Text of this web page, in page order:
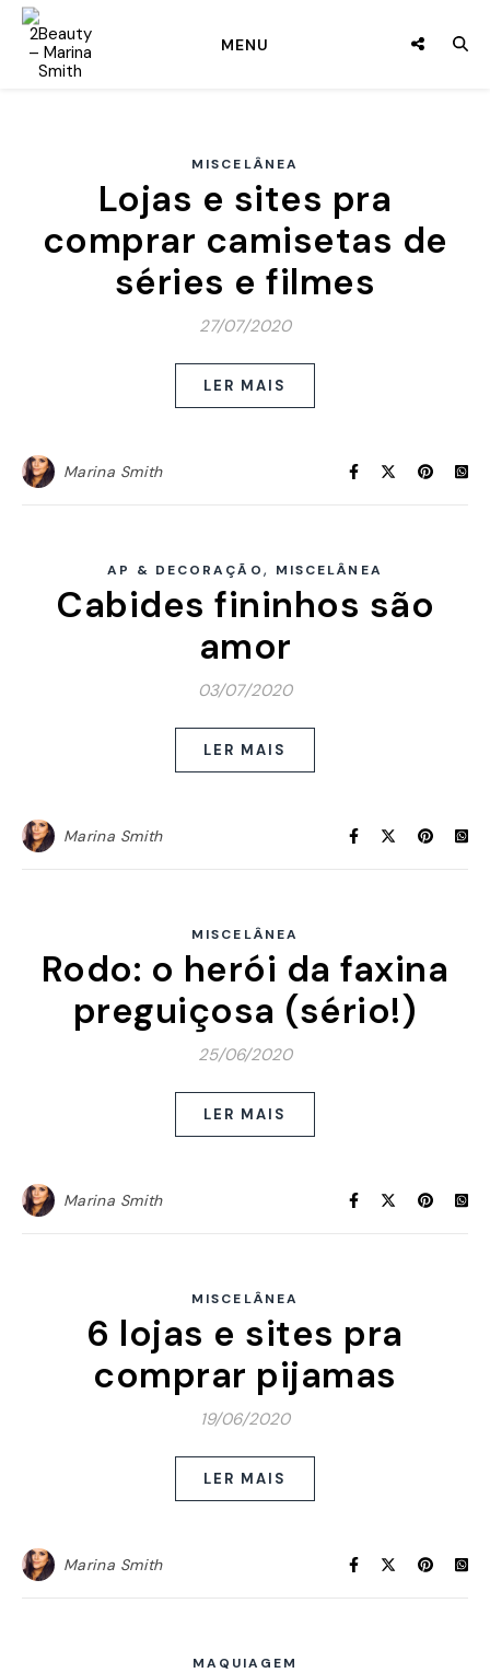
MENU
MISCELÂNEA
Lojas e sites pra
comprar camisetas de
séries e filmes
27/07/2020
LER MAIS
Marina Smith
AP & DECORAÇÃO, MISCELÂNEA
Cabides fininhos são
amor
03/07/2020
LER MAIS
Marina Smith
MISCELÂNEA
Rodo: o herói da faxina
preguiçosa (sério!)
25/06/2020
LER MAIS
Marina Smith
MISCELÂNEA
6 lojas e sites pra
comprar pijamas
19/06/2020
LER MAIS
Marina Smith
MAQUIAGEM